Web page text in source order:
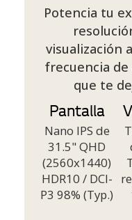
Potencia tu
visualización
frecuencia de
que te
Pantalla
Nano IPS de
31.5" QHD
(2560x1440)
HDR10 / DCI-
P3 98% (Typ.)